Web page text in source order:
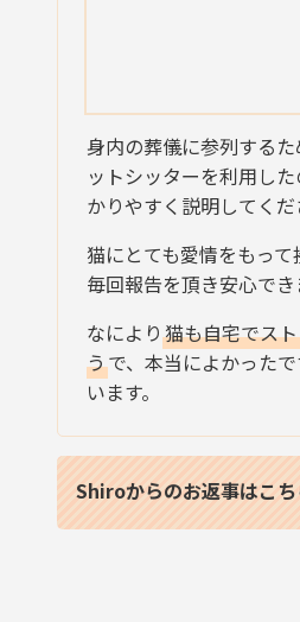
身内の葬儀に参列する
ットシッターを利用し
かりやすく説明してくだ
猫にとても愛情をもっ
毎回報告を頂き安心でき
なにより 猫も自宅でス
うで、本当によかった
います。
Shiroからのお返事はこち